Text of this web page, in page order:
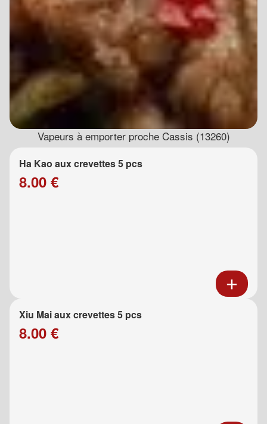
Vapeurs à emporter proche Cassis (13260)
Ha Kao aux crevettes 5 pcs
8.00 €
Xiu Mai aux crevettes 5 pcs
8.00 €